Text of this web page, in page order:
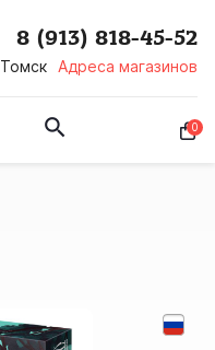
Томск Адреса магазинов
8 (913) 818-45-52
0